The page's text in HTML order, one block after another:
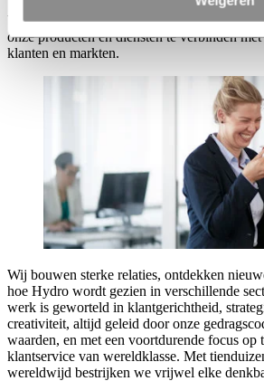
Verkoop en marketing bij Hydro stimuleren
onze producten en diensten te verbinden
klanten en markten.
Wij bouwen sterke relaties, ontdekken
hoe Hydro wordt gezien in verschillende
werk is geworteld in klantgerichtheid,
creativiteit, altijd geleid door onze
waarden, en met een voortdurende focus op
klantservice van wereldklasse. Met
wereldwijd bestrijken we vrijwel elke